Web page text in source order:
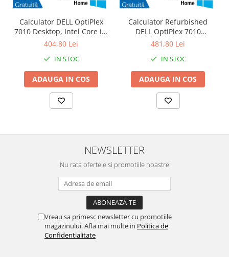
Calculator DELL OptiPlex
7010 Desktop, Intel Core i3-
3220 3.30GHz, 4GB DDR3,
Windows 10 Home
404,80 Lei
IN STOC
ADAUGA IN COS
Calculator Refurbished
DELL OptiPlex 7010
Desktop, Intel Core i3-3220
SSD + Windows 10 Home
481,80 Lei
IN STOC
ADAUGA IN COS
NEWSLETTER
Nu rata ofertele si promotiile noastre
Vreau sa primesc newsletter cu promotiile
magazinului. Afla mai multe in Politica de
Confidentialitate